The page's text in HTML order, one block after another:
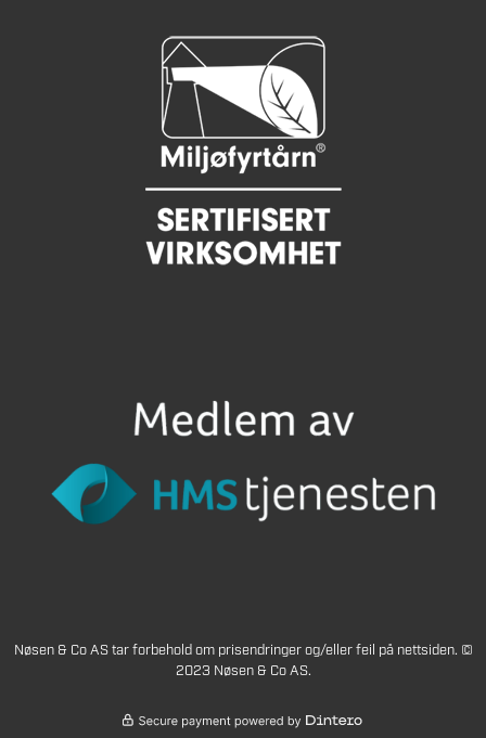
Nøsen & Co AS tar forbehold om prisendringer og/eller feil på nettsiden. ©
2023 Nøsen & Co AS.